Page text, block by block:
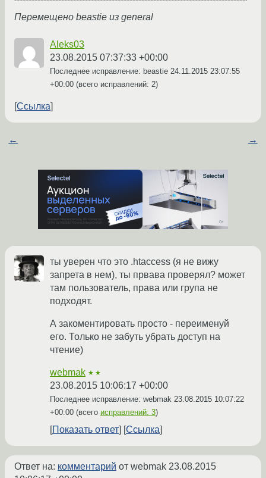
Перемещено beastie из general
Aleks03
23.08.2015 07:37:33 +00:00
Последнее исправление: beastie 24.11.2015 23:07:55
+00:00 (всего исправлений: 2)
Ссылка
← →
ты уверен что это .htaccess (я не вижу
запрета в нем), ты првава проверял? может
там пользователь, права или група не
подходят.
А закоментировать просто - переименуй
его. Только не забуть убрать доступ на
чтение)
webmak ★★
23.08.2015 10:06:17 +00:00
Последнее исправление: webmak 23.08.2015 10:07:22
+00:00 (всего исправлений: 3)
Показать ответ Ссылка
Ответ на: комментарий от webmak 23.08.2015